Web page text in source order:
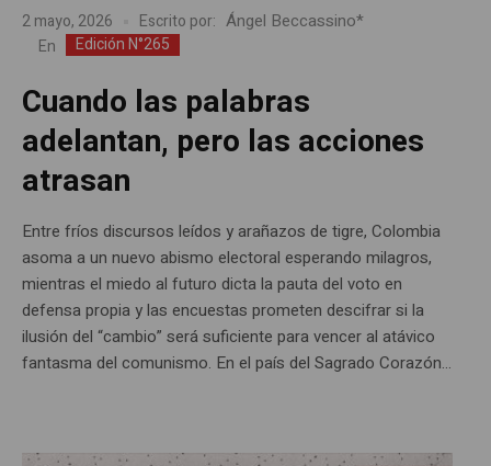
2 mayo, 2026 Escrito por: Ángel Beccassino*
En Edición N°265
Cuando las palabras
adelantan, pero las acciones
atrasan
Entre fríos discursos leídos y arañazos de tigre, Colombia
asoma a un nuevo abismo electoral esperando milagros,
mientras el miedo al futuro dicta la pauta del voto en
defensa propia y las encuestas prometen descifrar si la
ilusión del “cambio” será suficiente para vencer al atávico
fantasma del comunismo. En el país del Sagrado Corazón...